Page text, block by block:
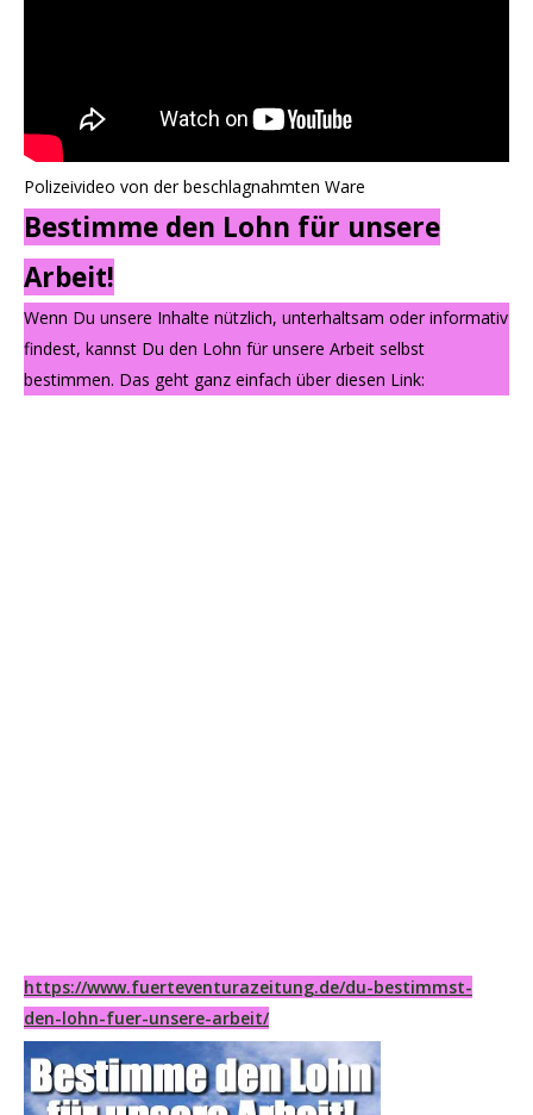
Polizeivideo von der beschlagnahmten Ware
Bestimme den Lohn für unsere
Arbeit!
Wenn Du unsere Inhalte nützlich, unterhaltsam oder informativ
findest, kannst Du den Lohn für unsere Arbeit selbst
bestimmen. Das geht ganz einfach über diesen Link:
https://www.fuerteventurazeitung.de/du-bestimmst-
den-lohn-fuer-unsere-arbeit/